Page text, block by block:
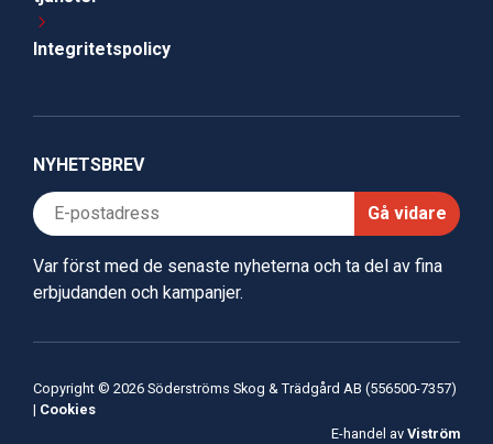
Integritetspolicy
NYHETSBREV
Gå vidare
Var först med de senaste nyheterna och ta del av fina
erbjudanden och kampanjer.
Copyright © 2026 Söderströms Skog & Trädgård AB (556500-7357)
| Cookies
E-handel av Viström